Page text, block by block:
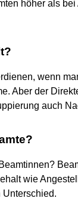
höher als
wenn
Aber der
auch
wie